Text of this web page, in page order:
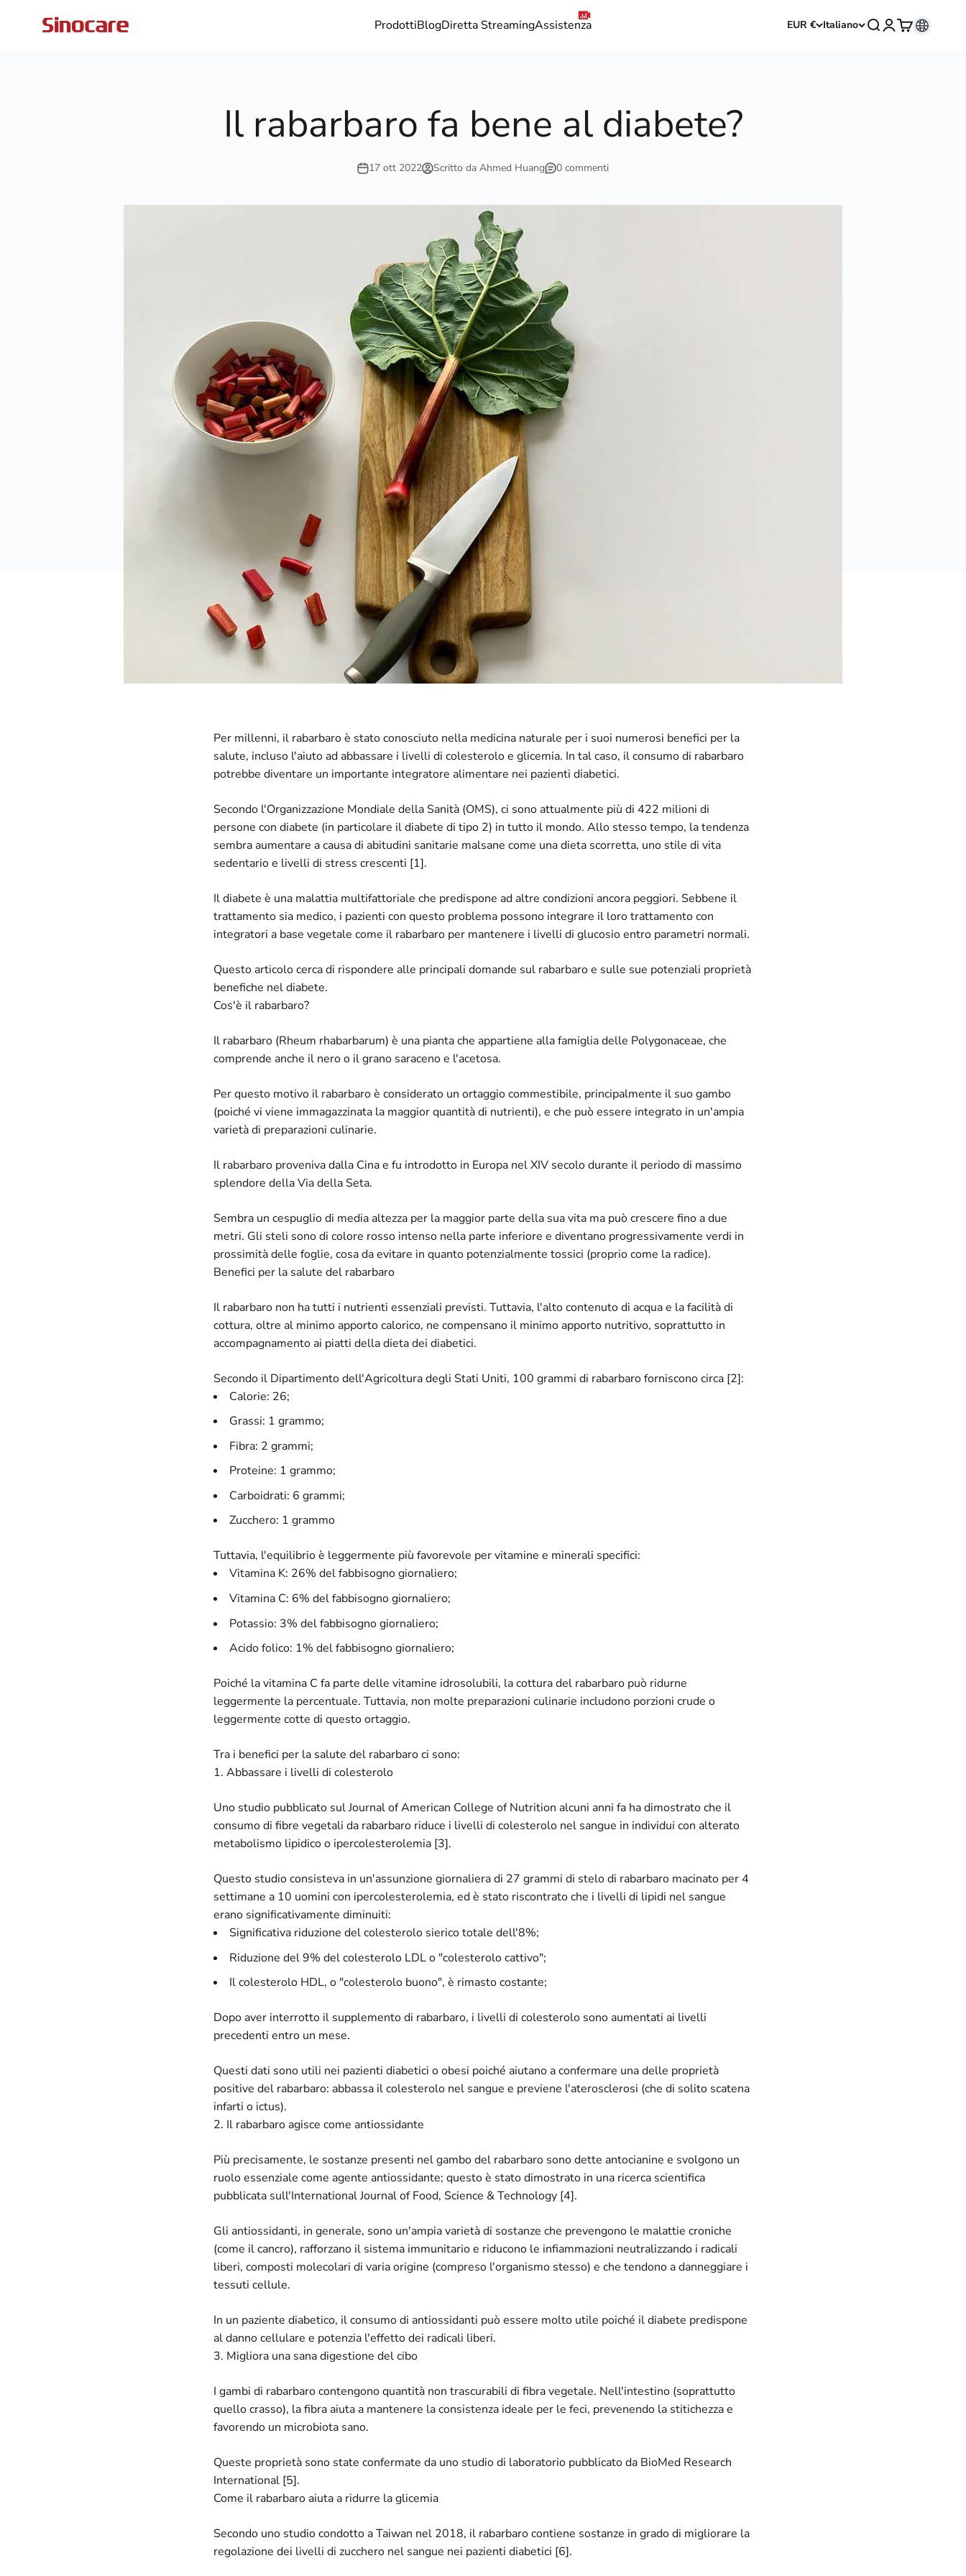
ProdottiBlogDiretta StreamingAssistenza
Sinocare
EUR € Italiano Mostra il menu di
Mostra account
Mostra il
Il rabarbaro fa bene al diabete?
17 ott 2022 Scritto da Ahmed Huang 0 commenti
Per millenni, il rabarbaro è stato conosciuto nella medicina naturale per i suoi numerosi benefici per la
salute, incluso l'aiuto ad abbassare i livelli di colesterolo e glicemia. In tal caso, il consumo di rabarbaro
potrebbe diventare un importante integratore alimentare nei pazienti diabetici.
Secondo l'Organizzazione Mondiale della Sanità (OMS), ci sono attualmente più di 422 milioni di
persone con diabete (in particolare il diabete di tipo 2) in tutto il mondo. Allo stesso tempo, la tendenza
sembra aumentare a causa di abitudini sanitarie malsane come una dieta scorretta, uno stile di vita
sedentario e livelli di stress crescenti [1].
Il diabete è una malattia multifattoriale che predispone ad altre condizioni ancora peggiori. Sebbene il
trattamento sia medico, i pazienti con questo problema possono integrare il loro trattamento con
integratori a base vegetale come il rabarbaro per mantenere i livelli di glucosio entro parametri normali.
Questo articolo cerca di rispondere alle principali domande sul rabarbaro e sulle sue potenziali proprietà
benefiche nel diabete.
Cos'è il rabarbaro?
Il rabarbaro (Rheum rhabarbarum) è una pianta che appartiene alla famiglia delle Polygonaceae, che
comprende anche il nero o il grano saraceno e l'acetosa.
Per questo motivo il rabarbaro è considerato un ortaggio commestibile, principalmente il suo gambo
(poiché vi viene immagazzinata la maggior quantità di nutrienti), e che può essere integrato in un'ampia
varietà di preparazioni culinarie.
Il rabarbaro proveniva dalla Cina e fu introdotto in Europa nel XIV secolo durante il periodo di massimo
splendore della Via della Seta.
Sembra un cespuglio di media altezza per la maggior parte della sua vita ma può crescere fino a due
metri. Gli steli sono di colore rosso intenso nella parte inferiore e diventano progressivamente verdi in
prossimità delle foglie, cosa da evitare in quanto potenzialmente tossici (proprio come la radice).
Benefici per la salute del rabarbaro
Il rabarbaro non ha tutti i nutrienti essenziali previsti. Tuttavia, l'alto contenuto di acqua e la facilità di
cottura, oltre al minimo apporto calorico, ne compensano il minimo apporto nutritivo, soprattutto in
accompagnamento ai piatti della dieta dei diabetici.
Secondo il Dipartimento dell'Agricoltura degli Stati Uniti, 100 grammi di rabarbaro forniscono circa [2]:
Calorie: 26;
Grassi: 1 grammo;
Fibra: 2 grammi;
Proteine: 1 grammo;
Carboidrati: 6 grammi;
Zucchero: 1 grammo
Tuttavia, l'equilibrio è leggermente più favorevole per vitamine e minerali specifici:
Vitamina K: 26% del fabbisogno giornaliero;
Vitamina C: 6% del fabbisogno giornaliero;
Potassio: 3% del fabbisogno giornaliero;
Acido folico: 1% del fabbisogno giornaliero;
Poiché la vitamina C fa parte delle vitamine idrosolubili, la cottura del rabarbaro può ridurne
leggermente la percentuale. Tuttavia, non molte preparazioni culinarie includono porzioni crude o
leggermente cotte di questo ortaggio.
Tra i benefici per la salute del rabarbaro ci sono:
1. Abbassare i livelli di colesterolo
Uno studio pubblicato sul Journal of American College of Nutrition alcuni anni fa ha dimostrato che il
consumo di fibre vegetali da rabarbaro riduce i livelli di colesterolo nel sangue in individui con alterato
metabolismo lipidico o ipercolesterolemia [3].
Questo studio consisteva in un'assunzione giornaliera di 27 grammi di stelo di rabarbaro macinato per 4
settimane a 10 uomini con ipercolesterolemia, ed è stato riscontrato che i livelli di lipidi nel sangue
erano significativamente diminuiti:
Significativa riduzione del colesterolo sierico totale dell'8%;
Riduzione del 9% del colesterolo LDL o "colesterolo cattivo";
Il colesterolo HDL, o "colesterolo buono", è rimasto costante;
Dopo aver interrotto il supplemento di rabarbaro, i livelli di colesterolo sono aumentati ai livelli
precedenti entro un mese.
Questi dati sono utili nei pazienti diabetici o obesi poiché aiutano a confermare una delle proprietà
positive del rabarbaro: abbassa il colesterolo nel sangue e previene l'aterosclerosi (che di solito scatena
infarti o ictus).
2. Il rabarbaro agisce come antiossidante
Più precisamente, le sostanze presenti nel gambo del rabarbaro sono dette antocianine e svolgono un
ruolo essenziale come agente antiossidante; questo è stato dimostrato in una ricerca scientifica
pubblicata sull'International Journal of Food, Science & Technology [4].
Gli antiossidanti, in generale, sono un'ampia varietà di sostanze che prevengono le malattie croniche
(come il cancro), rafforzano il sistema immunitario e riducono le infiammazioni neutralizzando i radicali
liberi, composti molecolari di varia origine (compreso l'organismo stesso) e che tendono a danneggiare i
tessuti cellule.
In un paziente diabetico, il consumo di antiossidanti può essere molto utile poiché il diabete predispone
al danno cellulare e potenzia l'effetto dei radicali liberi.
3. Migliora una sana digestione del cibo
I gambi di rabarbaro contengono quantità non trascurabili di fibra vegetale. Nell'intestino (soprattutto
quello crasso), la fibra aiuta a mantenere la consistenza ideale per le feci, prevenendo la stitichezza e
favorendo un microbiota sano.
Queste proprietà sono state confermate da uno studio di laboratorio pubblicato da BioMed Research
International [5].
Come il rabarbaro aiuta a ridurre la glicemia
Secondo uno studio condotto a Taiwan nel 2018, il rabarbaro contiene sostanze in grado di migliorare la
regolazione dei livelli di zucchero nel sangue nei pazienti diabetici [6].